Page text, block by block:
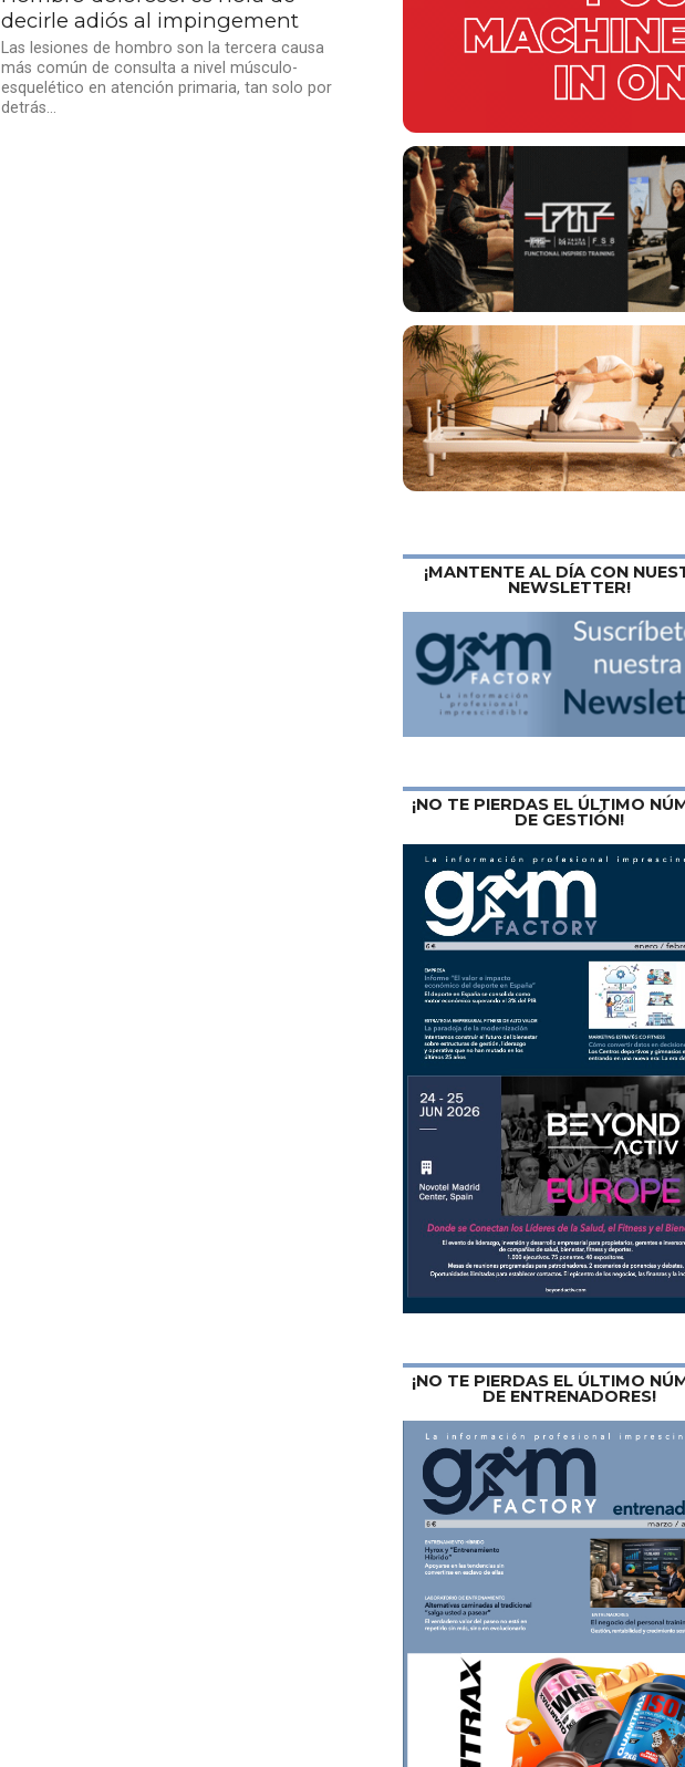
decirle adiós al impingement
Las lesiones de hombro son la tercera causa
más común de consulta a nivel músculo-
esquelético en atención primaria, tan solo por
detrás...
¡MANTENTE AL DÍA CON
NEWSLETTER!
¡NO TE PIERDAS EL ÚLTIMO
DE GESTIÓN!
¡NO TE PIERDAS EL ÚLTIMO
DE ENTRENADORES!